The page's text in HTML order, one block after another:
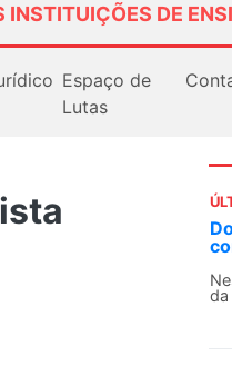
DE
Espaço de
Lutas
as atividades
na Argentina
O